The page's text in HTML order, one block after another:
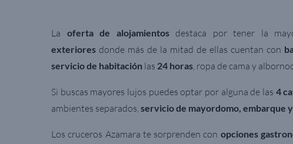
La oferta de alojamientos destaca por tener la
exteriores donde más de la mitad de ellas cuentan con
servicio de habitación las 24 horas, ropa de cama y
Si buscas mayores lujos puedes optar por alguna de las 4
ambientes separados, servicio de mayordomo, embarque
Los cruceros Azamara te sorprenden con opciones